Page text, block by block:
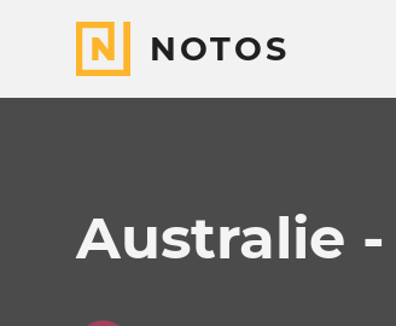
NOTOS
Australie -